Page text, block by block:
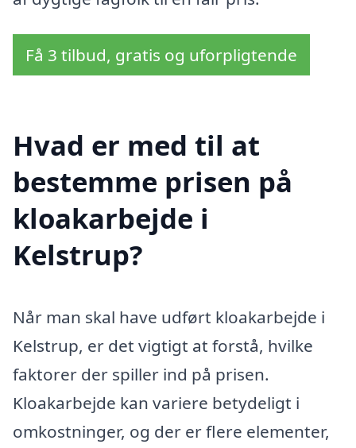
Få 3 tilbud, gratis og uforpligtende
Hvad er med til at
bestemme prisen på
kloakarbejde i
Kelstrup?
Når man skal have udført kloakarbejde i
Kelstrup, er det vigtigt at forstå, hvilke
faktorer der spiller ind på prisen.
Kloakarbejde kan variere betydeligt i
omkostninger, og der er flere elementer,